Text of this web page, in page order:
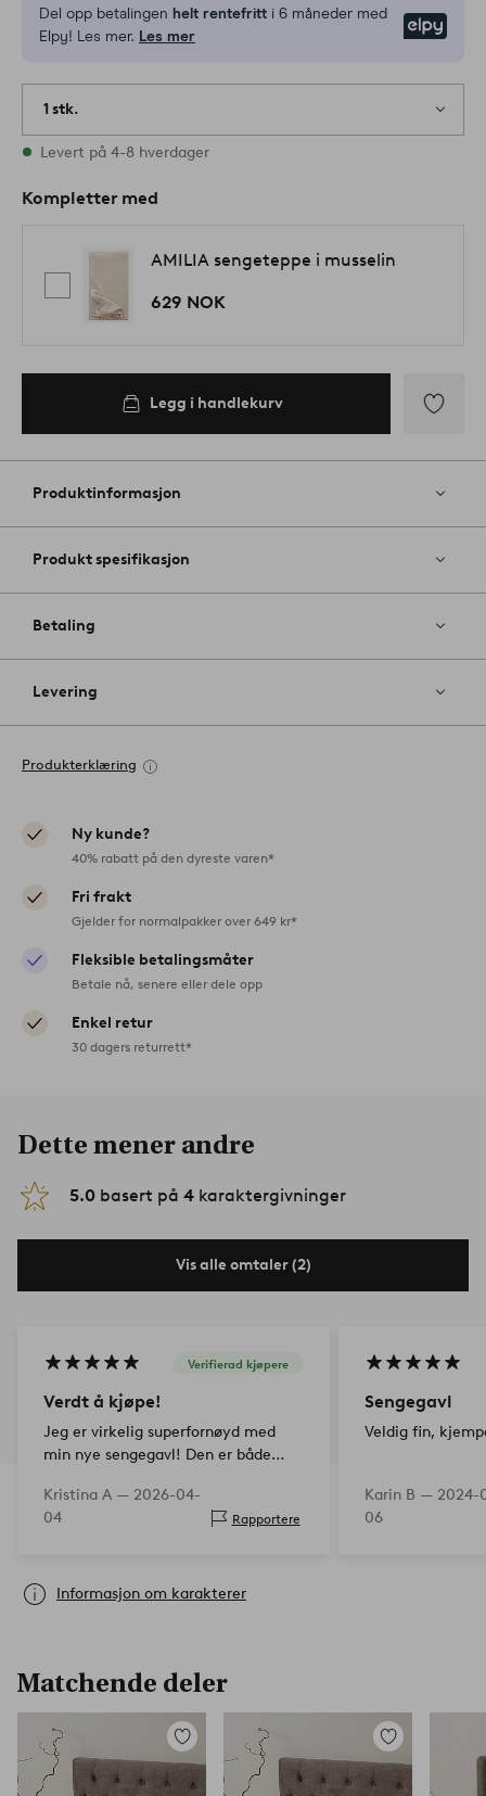
Del opp betalingen helt rentefritt i 6 måneder med
Elpy! Les mer. Les mer
1 stk.
På lager
Levert på 4-8 hverdager
Kompletter med
AMILIA sengeteppe i musselin
629 NOK
Legg i handlekurv
til
Produktinformasjon
Produkt spesifikasjon
Betaling
Levering
Produkterklæring
Ny kunde?
40% rabatt på den dyreste varen*
Fri frakt
Gjelder for normalpakker over 649 kr*
Fleksible betalingsmåter
Betale nå, senere eller dele opp
Enkel retur
30 dagers returrett*
Dette mener andre
5.0 basert på 4 karaktergivninger
Vis alle omtaler (2)
Verifierad kjøpere
Verdt å kjøpe!
Jeg er virkelig superfornøyd med
min nye sengegavl! Den er både
Designen passer perfekt inn i
rommet og gir hele soverommet et
Kristina A — 2026-04-
04
Rapportere
Sengegavl
Veldig fin,
Karin B — 2024-
06
Informasjon om karakterer
Matchende deler
Legg
til
favoritter
Legg
til
favoritter